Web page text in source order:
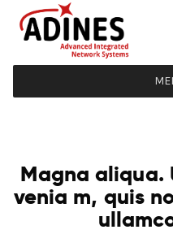
Magna aliqua.
venia m, quis